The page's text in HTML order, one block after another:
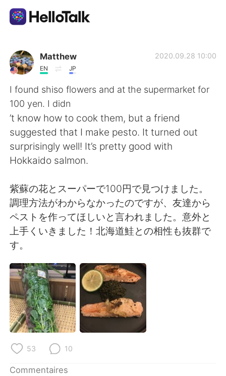
Appli d'échange linguistique
AI Grammar Checker
Français
English 简体中文
العربية Deutsch
日本語 한국어
Indonesia Italiano
Türkçe Tiếng Việt
Português
Matthew
EN JP
2020.09.28 10:00
I found shiso flowers and at the supermarket for
100 yen. I didn
’t know how to cook them, but a friend
suggested that I make pesto. It turned out
surprisingly well! It’s pretty good with
Hokkaido salmon.
紫蘇の花とスーパーで100円で見つけました。
調理方法がわからなかったのですが、友達から
ペストを作ってほしいと言われました。意外と
上手くいきました！北海道鮭との相性も抜群で
す。
53 10
Commentaires